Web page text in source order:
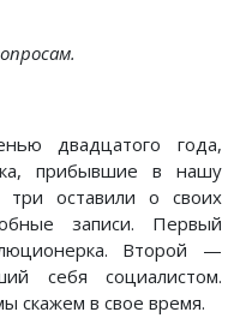
двадцатого года,
прибывшие в нашу
оставили о своих
записи. Первый
Второй —
себя социалистом.
скажем в свое время.